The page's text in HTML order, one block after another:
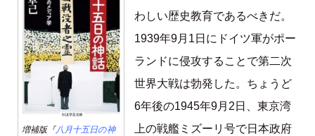
増補版『八月十五日の神
わしい歴史教育であるべきだ。
1939年9月1日にドイツ軍がポー
ランドに侵攻することで第二次
世界大戦は勃発した。ちょうど
6年後の1945年9月2日、東京湾
上の戦艦ミズーリ号で日本政府